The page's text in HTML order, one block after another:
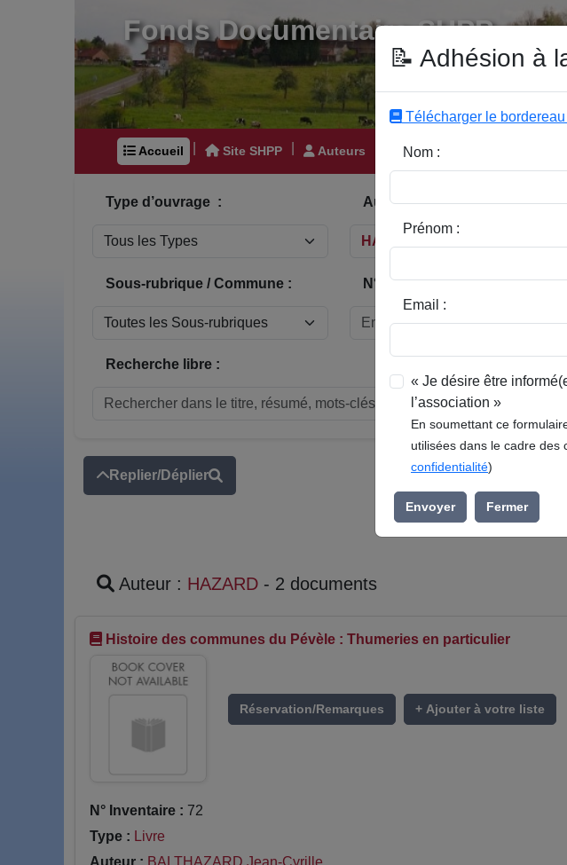
Fonds Documentaire SHPP
Accueil Site SHPP Auteurs Editeurs
Type d’ouvrage : Auteur :
Sous-rubrique / Commune : N° Indice / Revue :
Recherche libre :
Replier/Déplier
Auteur : HAZARD - 2 documents
Histoire des communes du Pévèle : Thumeries en particulier
Réservation/Remarques + Ajouter à votre liste
N° Inventaire : 72
Type : Livre
Auteur : BALTHAZARD Jean-Cyrille
📝 Adhésion à
Télécharger le bordereau
Nom :
Prénom :
Email :
« Je désire être
l’association »
En soumettant ce
utilisées dans le cadre des
confidentialité)
Envoyer Fermer